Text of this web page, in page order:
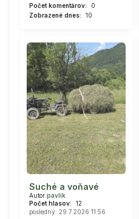
Počet komentárov:
0
Zobrazené dnes:
10
Suché a voňavé
Autor:pavlik
Počet hlasov:
12
posledný: 29.7.2026 11:56